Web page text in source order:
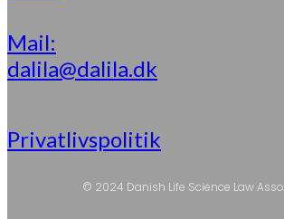
Mail:
dalila@dalila.dk
Privatlivspolitik
© 2024 Danish Life Science Law